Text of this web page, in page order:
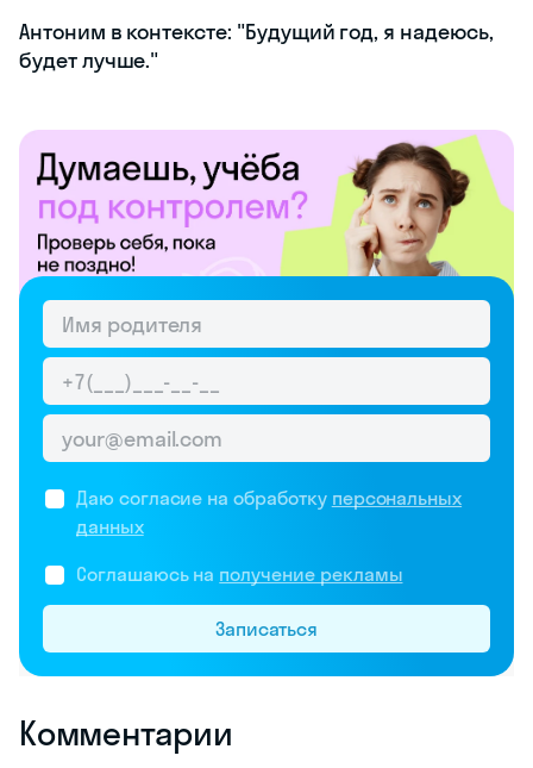
Антоним в контексте: "Будущий год, я надеюсь,
будет лучше."
Даю согласие на обработку персональных
данных
Соглашаюсь на получение рекламы
Записаться
Комментарии